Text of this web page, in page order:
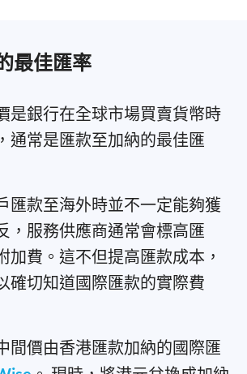
最佳匯率
是銀行在全球市場買賣貨幣時
通常是匯款至加納的最佳匯
匯款至海外時並不一定能夠獲
，服務供應商通常會標高匯
加費。這不但提高匯款成本，
確切知道國際匯款的實際費
間價由香港匯款加納的國際匯